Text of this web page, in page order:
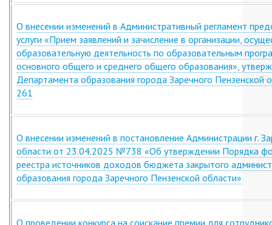
О внесении изменений в Административный регламент
услуги «Прием заявлений и зачисление в организации,
образовательную деятельность по образовательным
основного общего и среднего общего образования»,
Департамента образования города Заречного
261
О внесении изменений в постановление Администрации г.
области от 23.04.2025 №738 «Об утверждении Порядка
реестра источников доходов бюджета закрытого
образования города Заречного Пензенской области»
О проведении конкурса на соискание премии для